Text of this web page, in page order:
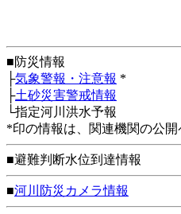
■防災情報
├気象警報・注意報 *
├土砂災害警戒情報
└指定河川洪水予報
*印の情報は、関連機関の公開
■避難判断水位到達情報
■河川防災カメラ情報